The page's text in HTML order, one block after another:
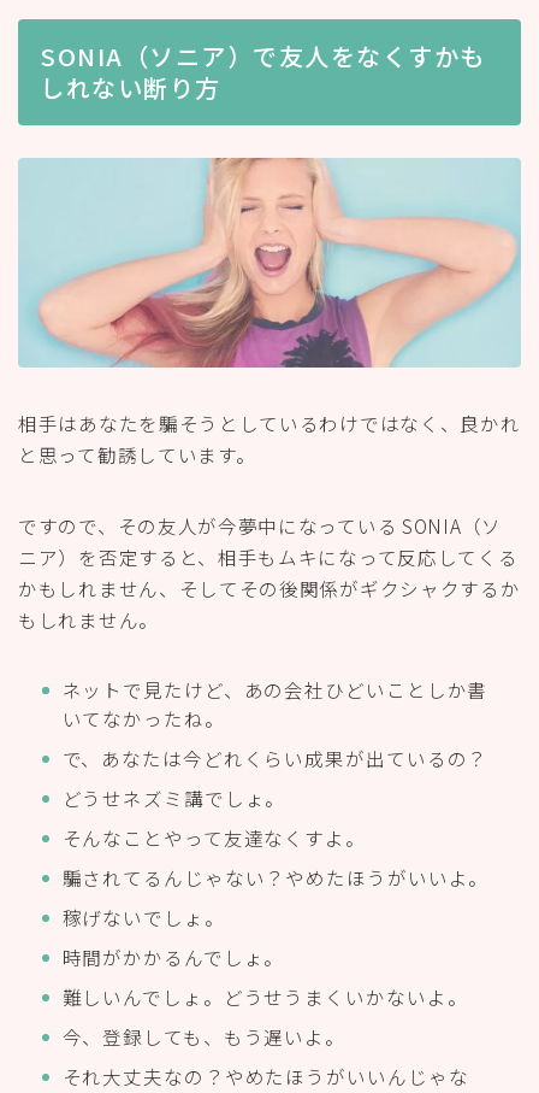
SONIA（ソニア）で友人をなくすかも
しれない断り方
相手はあなたを騙そうとしているわけではなく、良かれ
と思って勧誘しています。
ですので、その友人が今夢中になっている SONIA（ソ
ニア）を否定すると、相手もムキになって反応してくる
かもしれません、そしてその後関係がギクシャクするか
もしれません。
ネットで見たけど、あの会社ひどいことしか書
いてなかったね。
で、あなたは今どれくらい成果が出ているの？
どうせネズミ講でしょ。
そんなことやって友達なくすよ。
騙されてるんじゃない？やめたほうがいいよ。
稼げないでしょ。
時間がかかるんでしょ。
難しいんでしょ。どうせうまくいかないよ。
今、登録しても、もう遅いよ。
それ大丈夫なの？やめたほうがいいんじゃな